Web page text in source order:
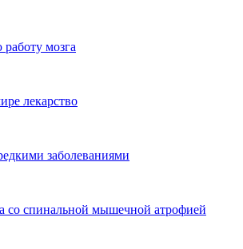
мозга
лекарство
заболеваниями
со спинальной мышечной атрофией